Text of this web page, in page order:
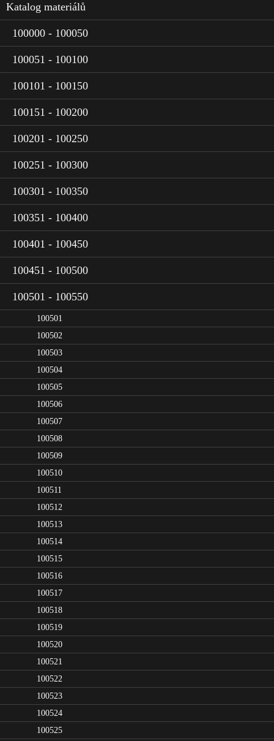
Katalog materiálů
100000 - 100050
100051 - 100100
100101 - 100150
100151 - 100200
100201 - 100250
100251 - 100300
100301 - 100350
100351 - 100400
100401 - 100450
100451 - 100500
100501 - 100550
100501
100502
100503
100504
100505
100506
100507
100508
100509
100510
100511
100512
100513
100514
100515
100516
100517
100518
100519
100520
100521
100522
100523
100524
100525